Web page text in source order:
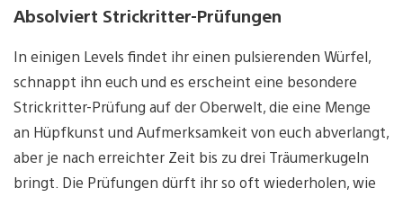
Absolviert Strickritter-Prüfungen
In einigen Levels findet ihr einen pulsierenden Würfel,
schnappt ihn euch und es erscheint eine besondere
Strickritter-Prüfung auf der Oberwelt, die eine Menge
an Hüpfkunst und Aufmerksamkeit von euch abverlangt,
aber je nach erreichter Zeit bis zu drei Träumerkugeln
bringt. Die Prüfungen dürft ihr so oft wiederholen, wie